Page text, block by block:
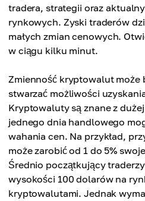
tradera, strategii oraz
rynkowych. Zyski traderów
małych zmian cenowych.
w ciągu kilku minut.
Zmienność kryptowalut może
stwarzać możliwości
Kryptowaluty są znane z
jednego dnia handlowego
wahania cen. Na przykład,
może zarobić od 1 do 5%
Średnio początkujący
wysokości 100 dolarów na
kryptowalutami. Jednak